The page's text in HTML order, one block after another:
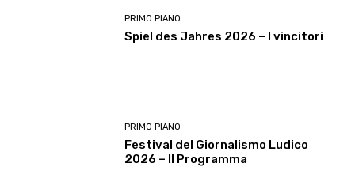
PRIMO PIANO
Spiel des Jahres 2026 – I vincitori
PRIMO PIANO
Festival del Giornalismo Ludico
2026 – Il Programma